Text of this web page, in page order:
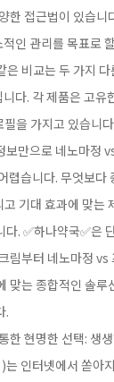
한 접근법이 있습니
인 관리를 목표로
은 비교는 두 가지
다. 각 제품은 고유
을 가지고 있습니
만으로 네노마정
렵습니다. 무엇보다
기대 효과에 맞는
. ✅하나약국✅은
림부터 네노마정 vs
맞는 종합적인 솔루
.
한 현명한 선택: 생
인터넷에서 쏟아